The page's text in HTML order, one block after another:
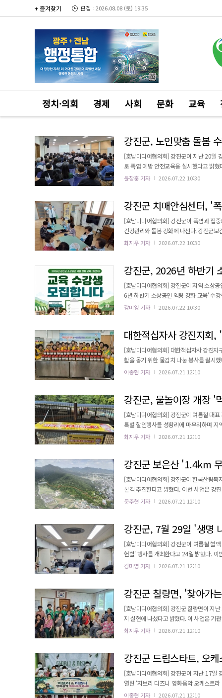
+ 즐겨찾기 2026.08.08 (토) 19:35
정치·의회 경제 사회 문화 교육
강진군, 노인맞춤 돌봄
[호남미디어협의회] 강진군이 지난 20일
로 폭염 예방 안전교육을 실시했다고 밝혔다. 이
철 폭염으로 인한 어르신 건강 피해를 예
윤창훈 기자 2026.07.22 10:30
강진군 치매안심센터, '
[호남미디어협의회] 강진군이 폭염과 집
건강관리와 돌봄 강화에 나선다. 강진군보건소 치매안심센터는 오는 9월 30일까지 ‘여름철 치매환자 안전관리’를 추진
하며, 등록된 독거 치매환자 897명을 대상
최지우 기자 2026.07.22 10:30
강진군, 2026년 하반기
[호남미디어협의회] 강진군이 지역 소상
6년 하반기 소상공인 역량 강화 교육' 수강생을 모집한다. 이번 교육은 소상공인에게
높이는 데 중점을 뒀다. 교육 분야로는 소
강미영 기자 2026.07.22 10:30
대한적십자사 강진지회
[호남미디어협의회] 대한적십자사 강진지
활을 돕기 위한 물김치 나눔 봉사를 실시
등에 물김치를 전달하여 건강한 식생활을 지
이종현 기자 2026.07.21 12:10
강진군, 물놀이장 개장 '
[호남미디어협의회] 강진군이 여름철 대
특별 할인행사를 성황리에 마무리하며 지역경제 활성화
민과 관광객에게 외식 할인 혜택을 제공
최지우 기자 2026.07.21 12:10
강진군 보은산 '1.4km
[호남미디어협의회] 강진군이 한국산림복
본격 추진한다고 밝혔다. 이번 사업은 강진읍 남성리 모란공원에서 V랜드 일원까지 총 1.4km 구간에 걸쳐 진행된다.
사업은 올해 7월부터 약 4개월간 추진될 예정이다. 무장애 나눔길은 고령자, 장애인, 임산부, 어린
문주현 기자 2026.07.21 12:10
강진군, 7월 29일 '생명
[호남미디어협의회] 강진군이 여름철 혈
헌혈' 행사를 개최한다고 24일 밝혔다. 이
예정이다. 헌혈은 오전 9시 20분부터 오후 4시까지 강진군청 정문과 보건소 주차장에 마련된 헌혈버스에서 진행된다.
강미영 기자 2026.07.21 12:10
강진군 칠량면, '찾아가
[호남미디어협의회] 강진군 칠량면이 지
지 실현에 나섰다고 밝혔다. 이 사업은 기
릴 수 있도록 지원하는 데 목적을 뒀다. 이날 행사에는 영계마을 주민 30여 명이 참여하여 건강 상담, 복지 상담, 생활
최지우 기자 2026.07.21 12:10
강진군 드림스타트, 오
[호남미디어협의회] 강진군이 지난 17일
열린 ‘지브리 디즈니 영화음악 오케스트라 콘서트
클래식 공연 관람이 어려운 아동들에게
이종현 기자 2026.07.21 12:10